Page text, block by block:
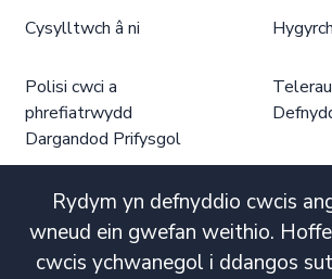
Rydym yn defnyddio cwcis
wneud ein gwefan weithio.
cwcis ychwanegol i ddangos
Cysylltwch â ni
Polisi cwci a
phrefiatrwydd
Dargandod Prifysgol